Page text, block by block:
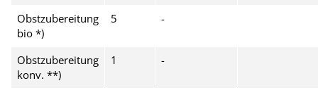
Obstzubereitung
bio *)
5 -
Obstzubereitung
konv. **)
1 -